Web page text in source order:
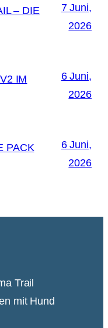
– DIE
7 Juni,
2026
IM
6 Juni,
2026
PACK
6 Juni,
2026
Trail
mit Hund